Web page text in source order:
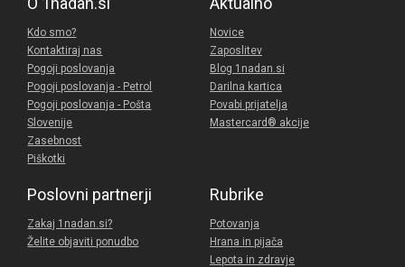
Kdo smo?
Kontaktiraj nas
Pogoji poslovanja
Pogoji poslovanja - Petrol
Pogoji poslovanja - Pošta
Slovenije
Zasebnost
Piškotki
Novice
Zaposlitev
Blog 1nadan.si
Darilna kartica
Povabi prijatelja
Mastercard® akcije
Poslovni partnerji
Zakaj 1nadan.si?
Želite objaviti ponudbo
Rubrike
Potovanja
Hrana in pijača
Lepota in zdravje